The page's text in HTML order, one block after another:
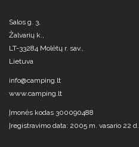
Salos g. 3,
Žalvarių k.,
LT-33284 Molėtų r. sav.,
Lietuva
info@camping.lt
www.camping.lt
Įmonės kodas 300090488
Įregistravimo data: 2005 m. vasario 22 d.